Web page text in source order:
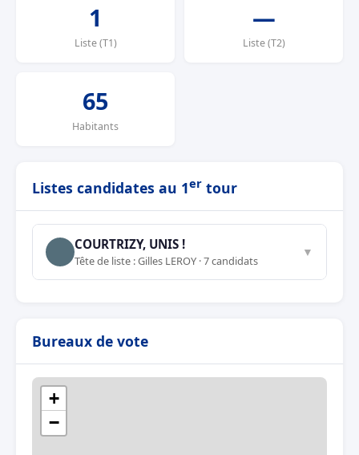
1
Liste (T1)
—
Liste (T2)
65
Habitants
Listes candidates au 1er tour
COURTRIZY, UNIS !
Tête de liste : Gilles LEROY · 7 candidats
▼
Bureaux de vote
+
−